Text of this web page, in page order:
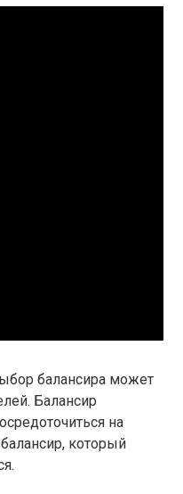
балансира может
Балансир
на
который